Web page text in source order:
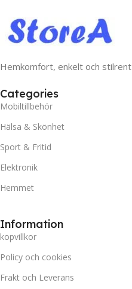
Hemkomfort, enkelt och stilrent
Categories
Mobiltillbehör
Hälsa & Skönhet
Sport & Fritid
Elektronik
Hemmet
Information
kopvillkor
Policy och cookies
Frakt och Leverans